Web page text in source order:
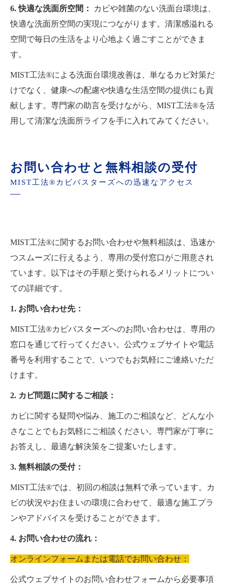
6. 快適な洗面所空間：
カビや雑菌のない洗面台環境は、
快適な洗面所空間の実現につながります。清潔感溢れる
空間で毎日の生活をより心地よく過ごすことができま
す。
MIST工法®による洗面台環境改善は、単なるカビ対策だ
けでなく、健康への配慮や快適な生活空間の提供にも貢
献します。専門家の助言を受けながら、MIST工法®を活
用して清潔な洗面所ライフを手に入れてみてください。
お問い合わせと無料相談の受付
MIST工法®カビバスターズへの迅速なアクセス
MIST工法®に関するお問い合わせや無料相談は、迅速か
つスムーズに行えるよう、専用の受付窓口がご用意され
ています。以下はその手順と受けられるメリットについ
ての詳細です。
1. お問い合わせ先：
MIST工法®カビバスターズへのお問い合わせは、専用の
窓口を通じて行ってください。公式ウェブサイトや電話
番号を利用することで、いつでもお気軽にご連絡いただ
けます。
2. カビ問題に関するご相談：
カビに関する疑問や悩み、施工のご相談など、どんな小
さなことでもお気軽にご相談ください。専門家が丁寧に
お答えし、最適な解決策をご提案いたします。
3. 無料相談の受付：
MIST工法®では、初回の相談は無料で承っています。カ
ビの状況やお住まいの環境に合わせて、最適な施工プラ
ンやアドバイスを受けることができます。
4. お問い合わせの流れ：
オンラインフォームまたは電話でお問い合わせ：
公式ウェブサイトのお問い合わせフォームから必要事項